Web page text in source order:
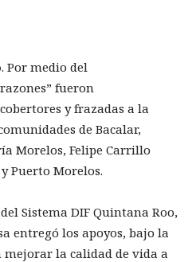
. Por medio del
fueron
y frazadas a la
de Bacalar,
Morelos, Felipe Carrillo
Puerto Morelos.
Sistema DIF Quintana Roo,
entregó los apoyos, bajo la
la calidad de vida a